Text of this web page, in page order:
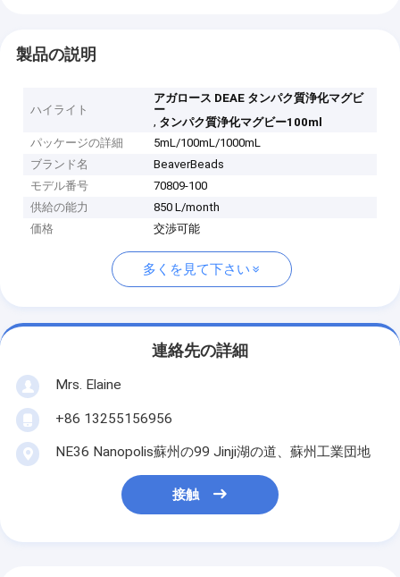
製品の説明
ハイライト
アガロース DEAE タンパク質浄化マグビ
ー
, タンパク質浄化マグビー100ml
パッケージの詳細
5mL/100mL/1000mL
ブランド名
BeaverBeads
モデル番号
70809-100
供給の能力
850 L/month
価格
交渉可能
多くを見て下さい
連絡先の詳細
Mrs. Elaine
+86 13255156956
NE36 Nanopolis蘇州の99 Jinji湖の道、蘇州工業団地
接触